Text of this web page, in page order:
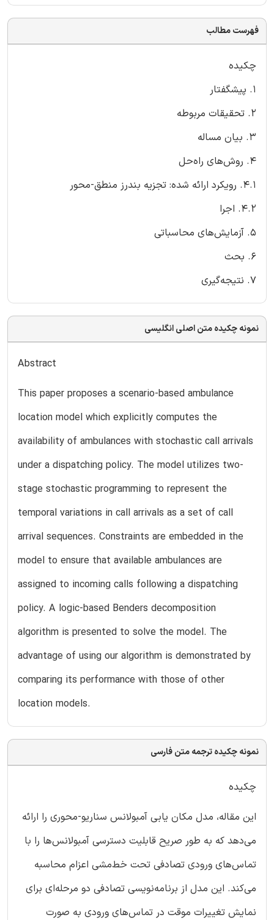
فهرست مطالب
چکیده
1. پیشگفتار
2. تحقیقات مربوطه
3. بیان مساله
4. روش‌های راه‌حل
4.1. رویکرد ارائه شده: تجزیه بندرز منطق-محور
4.2. اجرا
5. آزمایش‌های محاسباتی
6. بحث
7. نتیجه‌گیری
نمونه چکیده متن اصلی انگلیسی
Abstract
This paper proposes a scenario-based ambulance
location model which explicitly computes the
availability of ambulances with stochastic call arrivals
under a dispatching policy. The model utilizes two-
stage stochastic programming to represent the
temporal variations in call arrivals as a set of call
arrival sequences. Constraints are embedded in the
model to ensure that available ambulances are
assigned to incoming calls following a dispatching
policy. A logic-based Benders decomposition
algorithm is presented to solve the model. The
advantage of using our algorithm is demonstrated by
comparing its performance with those of other
location models.
نمونه چکیده ترجمه متن فارسی
چکیده
این مقاله، مدل مکان یابی آمبولانس سناریو-محوری را ارائه
می‌دهد که به طور صریح قابلیت دسترسی آمبولانس‌ها را با
تماس‌های ورودی‌ تصادفی تحت خط‌مشی اعزام محاسبه
می‌کند. این مدل از برنامه‌نویسی تصادفی دو مرحله‌ای برای
نمایش تغییرات موقت در تماس‌های ورودی‌ به صورت